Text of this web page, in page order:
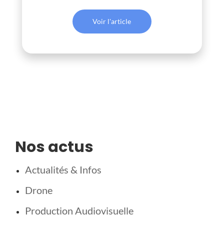
Voir l'article
Nos actus
Actualités & Infos
Drone
Production Audiovisuelle